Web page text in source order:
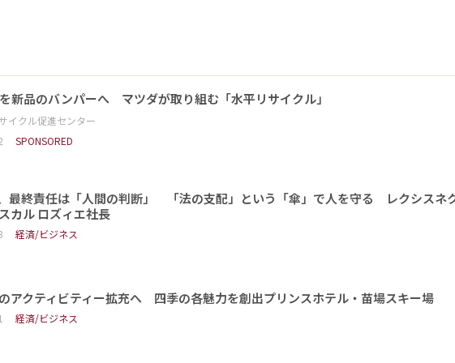
新品のバンパーへ マツダが取り組む「水平リサイクル」
イクル促進センター
SPONSORED
最終責任は「人間の判断」 「法の支配」という「傘」で人を守る レクシスネ
カル ロズィエ社長
経済/ビジネス
アクティビティー拡充へ 四季の各魅力を創出プリンスホテル・苗場スキー場
経済/ビジネス